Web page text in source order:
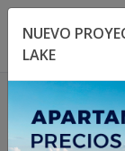
Toggle
NUEVO
LAKE